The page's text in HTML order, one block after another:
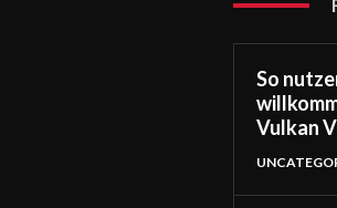
So
Vulkan